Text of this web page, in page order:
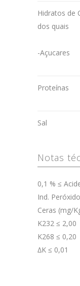
Hidratos de
dos quais
-Açucares
Proteínas
Sal
Notas
0,1 % ≤
Ind.
Ceras (mg/
K232 ≤ 2,00
K268 ≤ 0,20
∆K ≤ 0,01